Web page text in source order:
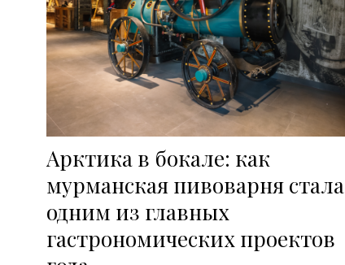
Арктика в бокале: как
мурманская пивоварня стала
одним из главных
гастрономических проектов